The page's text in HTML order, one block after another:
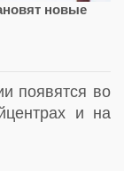
новые
появятся во
и на